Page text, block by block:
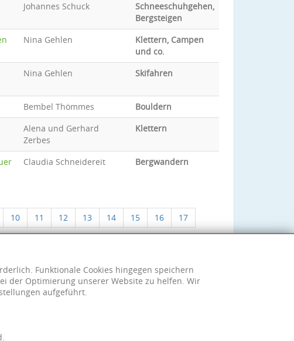
Johannes Schuck
Schneeschuhgehen,
Bergsteigen
Nina Gehlen
Klettern, Campen
und co.
Nina Gehlen Skifahren
Bembel Thömmes
Bouldern
Alena und Gerhard
Zerbes
Klettern
Claudia Schneidereit Bergwandern
10 11 12 13 14 15 16
17
Funktionale Cookies hingegen speichern
der Optimierung unserer Website zu helfen. Wir
aufgeführt.